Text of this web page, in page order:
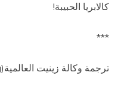
كالابريا الحبيبة!
***
ترجمة وكالة زينيت العالمية(Zenit.org)